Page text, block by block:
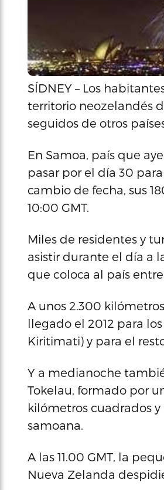
SÍDNEY – Los
territorio neozelandés
seguidos de otros
En Samoa, país que
pasar por el día 30
cambio de fecha, sus
10:00 GMT.
Miles de residentes y
asistir durante el día a
que coloca al país
A unos 2.300
llegado el 2012 para
Kiritimati) y para el
Y a medianoche
Tokelau, formado por
kilómetros cuadrados
samoana.
A las 11.00 GMT, la
Nueva Zelanda